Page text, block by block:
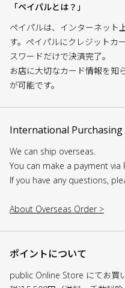
「ペイパルとは？」
ペイパルは、インターネット
す。ペイパルにクレジットカ
スワードだけで決済完了。
お店に大切なカード情報を知
が可能です。
International Purchasing
We can ship overseas.
You can make a payment via
If you have any questions,
About Overseas Order >
ポイントについて
public Online Store にてお買